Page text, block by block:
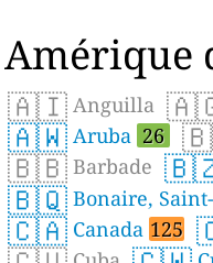
Amérique
🇦🇮 Anguilla
🇦🇼 Aruba 26
🇧🇧 Barbade
🇧🇶 Bonaire,
🇨🇦 Canada 125